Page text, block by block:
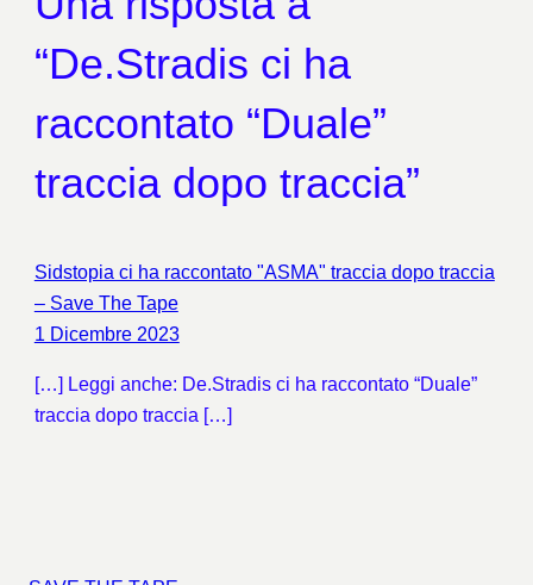
“De.Stradis ci ha
raccontato “Duale”
traccia dopo traccia”
Sidstopia ci ha raccontato "ASMA" traccia dopo traccia
– Save The Tape
1 Dicembre 2023
[…] Leggi anche: De.Stradis ci ha raccontato “Duale”
traccia dopo traccia […]